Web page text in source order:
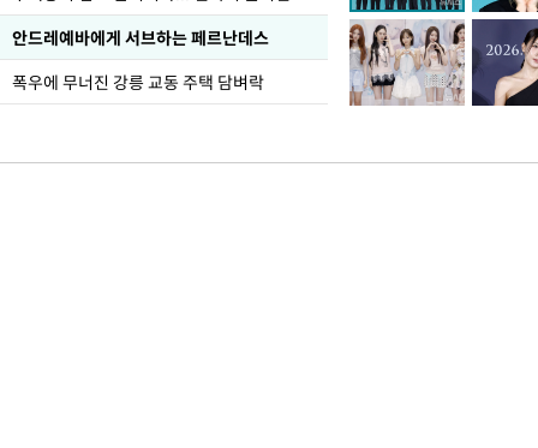
안드레예바에게 서브하는 페르난데스
폭우에 무너진 강릉 교동 주택 담벼락